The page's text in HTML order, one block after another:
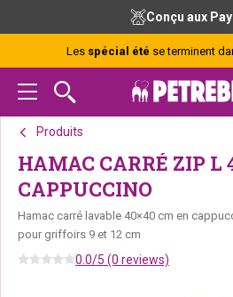
navigation
principale
principal
de
page
Conçu aux
Les spécial été se terminent
Produits
HAMAC CARRÉ ZIP L
CAPPUCCINO
Hamac carré lavable 40×40 cm en
pour griffoirs 9 et 12 cm
0.0/5 (0 reviews)